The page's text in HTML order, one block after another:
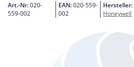
Art.-Nr: 020-
559-002
EAN: 020-559-
002
Hersteller:
Honeywell